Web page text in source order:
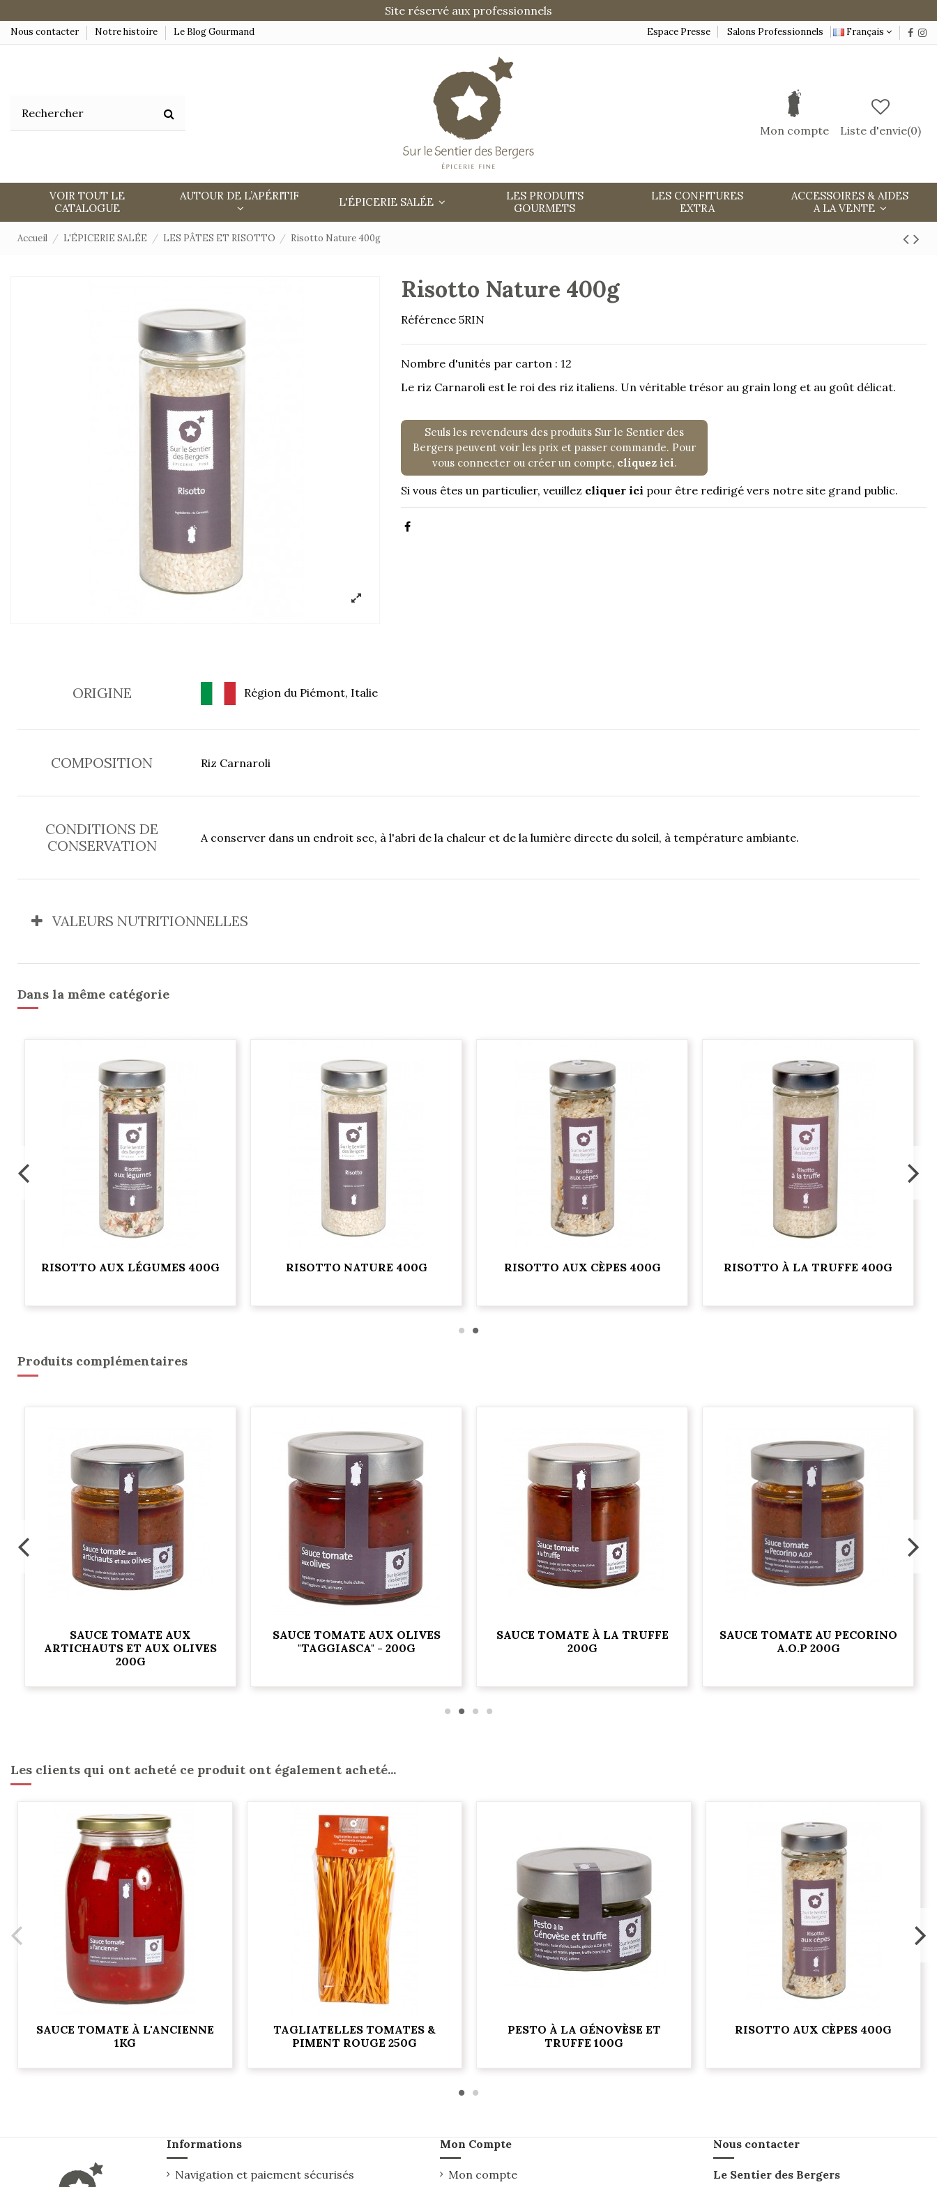
Site réservé aux professionnels
Nous contacter Notre histoire Le Blog Gourmand Espace Presse Salons Professionnels Français
Mon compte Liste d'envie(0)
VOIR TOUT LE
CATALOGUE
AUTOUR DE L’APÉRITIF L'ÉPICERIE SALÉE
LES PRODUITS
GOURMETS
LES CONFITURES
EXTRA
ACCESSOIRES & AIDES
A LA VENTE
Accueil L'ÉPICERIE SALÉE LES PÂTES ET RISOTTO Risotto Nature 400g
Risotto Nature 400g
Référence 5RIN
Nombre d'unités par carton : 12
Le riz Carnaroli est le roi des riz italiens. Un véritable trésor au grain long et au goût délicat.
Seuls les revendeurs des produits Sur le Sentier des
Bergers peuvent voir les prix et passer commande. Pour
vous connecter ou créer un compte, cliquez ici.
Si vous êtes un particulier, veuillez cliquer ici pour être redirigé vers notre site grand public.
ORIGINE Région du Piémont, Italie
COMPOSITION Riz Carnaroli
CONDITIONS DE
CONSERVATION
A conserver dans un endroit sec, à l'abri de la chaleur et de la lumière directe du soleil, à température ambiante.
VALEURS NUTRITIONNELLES
Dans la même catégorie
RISOTTO AUX LÉGUMES 400G RISOTTO NATURE 400G RISOTTO AUX CÈPES 400G RISOTTO À LA TRUFFE 400G
Produits complémentaires
SAUCE TOMATE AUX
ARTICHAUTS ET AUX OLIVES
200G
SAUCE TOMATE AUX OLIVES
"TAGGIASCA" - 200G
SAUCE TOMATE À LA TRUFFE
200G
SAUCE TOMATE AU PECORINO
A.O.P 200G
Les clients qui ont acheté ce produit ont également acheté...
SAUCE TOMATE À L'ANCIENNE
1KG
TAGLIATELLES TOMATES &
PIMENT ROUGE 250G
PESTO À LA GÉNOVÈSE ET
TRUFFE 100G
RISOTTO AUX CÈPES 400G
Informations
Navigation et paiement sécurisés
Mon Compte
Mon compte
Nous contacter
Le Sentier des Bergers